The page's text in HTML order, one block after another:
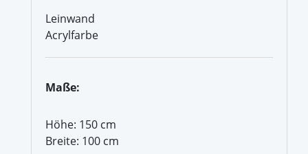
Leinwand
Acrylfarbe
Maße:
Höhe: 150 cm
Breite: 100 cm